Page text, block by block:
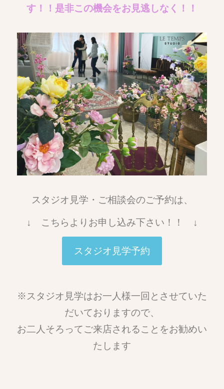
す！！是非この機会をお見逃しなく！！
スタジオ見学・ご相談会のご予約は、
↓ こちらよりお申し込み下さい！！ ↓
スタジオ見学予約
※スタジオ見学はお一人様一回とさせていた
だいておりますので、
お二人そろってご来店されることをお勧めい
たします